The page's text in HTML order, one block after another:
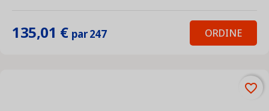
135,01 € par 247 ORDINE
favorite_border